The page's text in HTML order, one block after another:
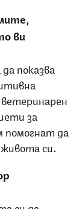
ви
показва
за
помогнат да
си.